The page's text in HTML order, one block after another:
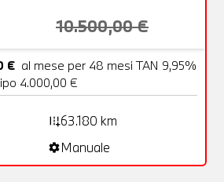
10.500,00 €
€ al mese per 48 mesi TAN 9,95%
4.000,00 €
add_road63.180 km
settingsManuale